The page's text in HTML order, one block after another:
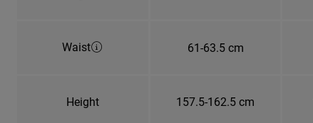
Waist 61-63.5 cm
Height 157.5-162.5 cm